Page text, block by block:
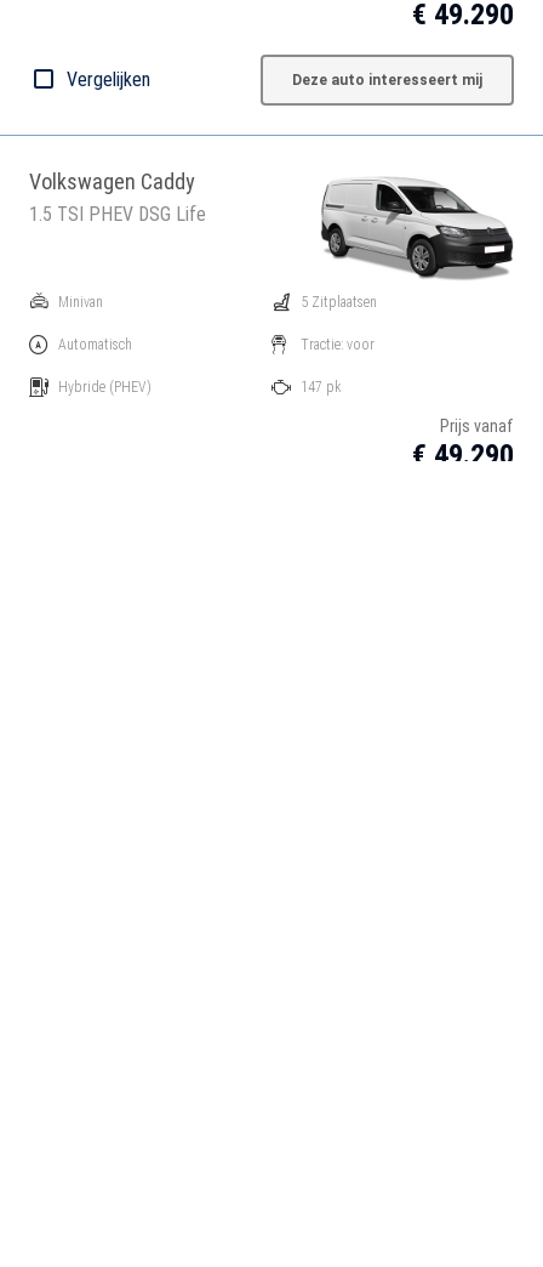
€ 49.290
Vergelijken Deze auto interesseert mij
Volkswagen Caddy
1.5 TSI PHEV DSG Life
Minivan
Automatisch
Hybride (PHEV)
5 Zitplaatsen
Tractie: voor
147 pk
Prijs vanaf
€ 49.290